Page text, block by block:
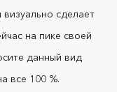
безусловно,
этого
день.
сделает
на пике своей
данный вид
все 100 %.